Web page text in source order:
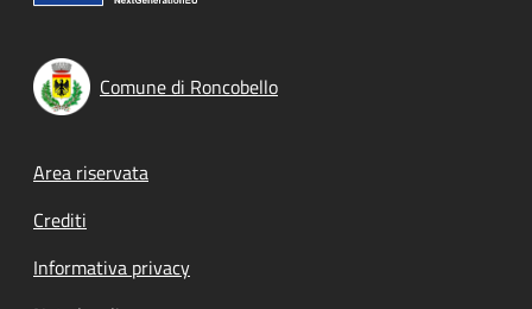
Comune di Roncobello
Footer menu
Area riservata
Crediti
Informativa privacy